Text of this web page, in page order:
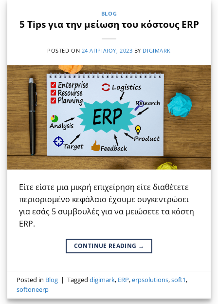
BLOG
5 Tips για την μείωση του κόστους ERP
POSTED ON 24 ΑΠΡΙΛΊΟΥ, 2023 BY DIGIMARK
Είτε είστε μια μικρή επιχείρηση είτε διαθέτετε
περιορισμένο κεφάλαιο έχουμε συγκεντρώσει
για εσάς 5 συμβουλές για να μειώσετε τα κόστη
ERP.
CONTINUE READING →
Posted in Blog | Taggeddigimark, ERP,erpsolutions,soft1,
softoneerp